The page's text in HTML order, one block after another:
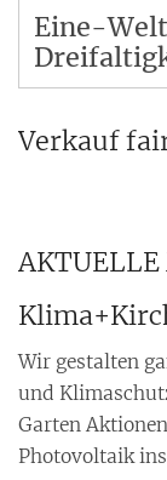
Eine-
Verkauf
Wir gestalten
und
Garten
Photovoltaik